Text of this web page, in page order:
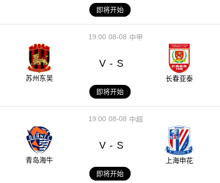
即将开始
08-08
19:00 中甲
苏州东吴
V - S
长春亚泰
即将开始
08-08
19:00 中超
青岛海牛
V - S
上海申花
即将开始